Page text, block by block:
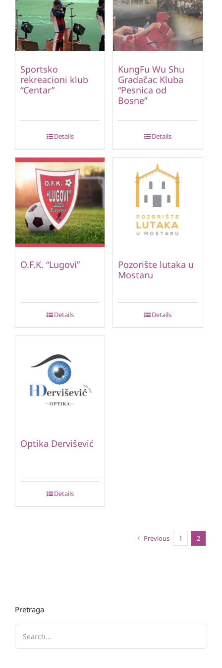
Sportsko
rekreacioni klub
“Centar”
Details
KungFu Wu Shu
Gradačac Kluba
“Pesnica od
Bosne”
Details
O.F.K. “Lugovi”
Details
Pozorište lutaka u
Mostaru
Details
Optika Dervišević
Details
Previous 1 2
Pretraga